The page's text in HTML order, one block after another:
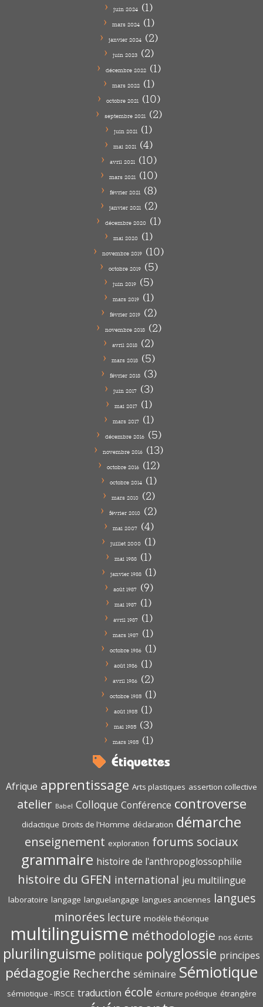
juin 2024 (1)
mars 2024(1)
janvier 2024(2)
juin 2023(2)
décembre 2022(1)
mars 2022(1)
octobre 2021 (10)
septembre 2021 (2)
juin 2021 (1)
mai 2021 (4)
avril 2021 (10)
mars 2021 (10)
février 2021 (8)
janvier 2021 (2)
décembre 2020 (1)
mai 2020 (1)
novembre 2019 (10)
octobre 2019(5)
juin 2019 (5)
mars 2019(1)
février 2019(2)
novembre 2018(2)
avril 2018 (2)
mars 2018(5)
février 2018(3)
juin 2017(3)
mai 2017(1)
mars 2017(1)
décembre 2016(5)
novembre 2016 (13)
octobre 2016(12)
octobre 2014(1)
mars 2010 (2)
février 2010 (2)
mai 2007(4)
juillet 2000 (1)
mai 1988 (1)
janvier 1988(1)
août 1987(9)
mai 1987 (1)
avril 1987 (1)
mars 1987 (1)
octobre 1986 (1)
août 1986 (1)
avril 1986(2)
octobre 1985 (1)
août 1985 (1)
mai 1985(3)
mars 1985 (1)
Étiquettes
Afrique apprentissage Arts plastiques assertion collective
atelier Babel Colloque Conférence controverse
didactique Droits de l'Homme déclaration démarche
enseignement exploration forums sociaux
grammaire histoire de l'anthropoglossophilie
histoire du GFEN international jeu multilingue
laboratoire langage languelangage langues anciennes langues
minorées lecture modèle théorique
multilinguisme méthodologie nos écrits
plurilinguisme politique polyglossie principes
pédagogie Recherche séminaire Sémiotique
sémiotique - IRSCE traduction école écriture poétique étrangère